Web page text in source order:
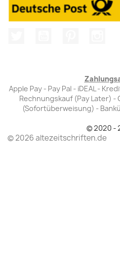
Apple Pay - Pay Pal - iDEAL -
Rechnungskauf (Pay Later) -
(Sofortüberweisung) -
© 2020 -
© 2026 altezeitschriften.de